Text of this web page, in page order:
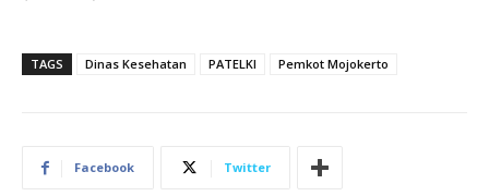
TAGS Dinas Kesehatan PATELKI Pemkot Mojokerto
Facebook Twitter